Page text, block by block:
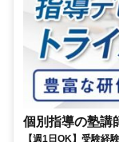
個別指導の塾講
【週1日OK】受験経